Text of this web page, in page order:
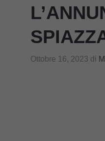
Ottobre 16, 2023 di